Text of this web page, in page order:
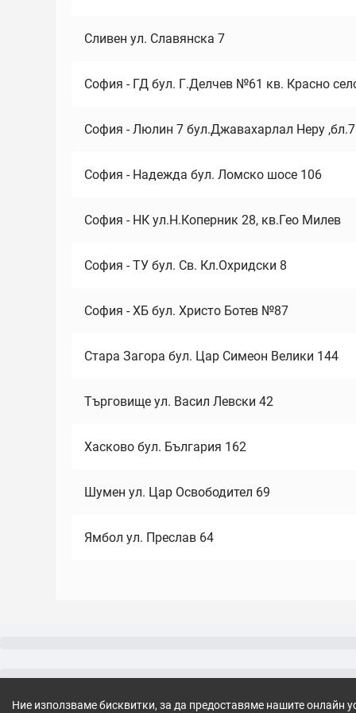
Сливен ул. Славянска 7
София - ГД бул. Г.Делчев №61 кв. Красно
София - Люлин 7 бул.Джавахарлал Неру
София - Надежда бул. Ломско шосе 106
София - НК ул.Н.Коперник 28, кв.Гео Милев
София - ТУ бул. Св. Кл.Охридски 8
София - ХБ бул. Христо Ботев №87
Стара Загора бул. Цар Симеон Велики 144
Търговище ул. Васил Левски 42
Хасково бул. България 162
Шумен ул. Цар Освободител 69
Ямбол ул. Преслав 64
Ние използваме бисквитки, за да предоставяме нашите онлайн